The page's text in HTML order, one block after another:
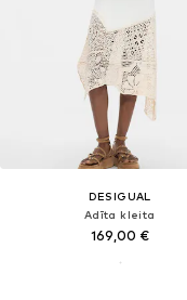
DESIGUAL
Adīta kleita
169,00 €